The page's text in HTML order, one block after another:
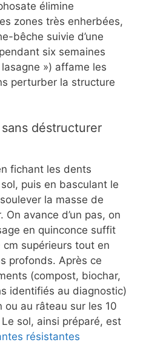
élimine
zones très enherbées,
bêche suivie d’une
six semaines
») affame les
perturber la structure
déstructurer
fichant les dents
puis en basculant le
la masse de
avance d’un pas, on
en quinconce suffit
supérieurs tout en
profonds. Après ce
(compost, biochar,
identifiés au diagnostic)
ou au râteau sur les 10
sol, ainsi préparé, est
résistantes